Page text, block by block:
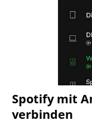
Spotify mit
verbinden